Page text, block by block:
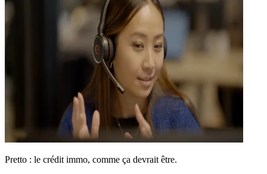
Pretto : le crédit immo, comme ça devrait être.